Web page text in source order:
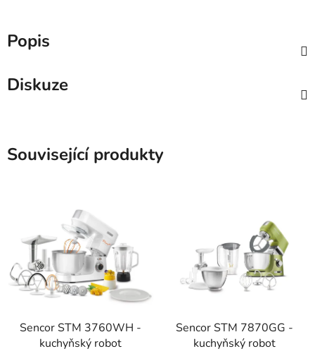
Popis
Diskuze
Související produkty
Sencor STM 3760WH -
kuchyňský robot
Sencor STM 7870GG -
kuchyňský robot